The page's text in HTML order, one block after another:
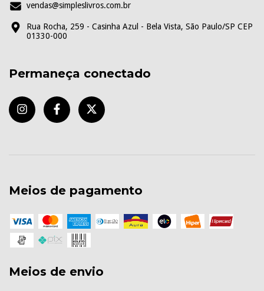
vendas@simpleslivros.com.br
Rua Rocha, 259 - Casinha Azul - Bela Vista, São Paulo/SP CEP
01330-000
Permaneça conectado
Meios de pagamento
Meios de envio